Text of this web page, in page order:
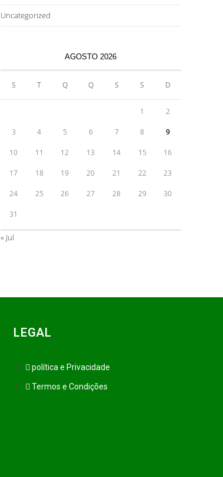
Uncategorized
AGOSTO 2026
S T Q Q S S D
1 2
3 4 5 6 7 8 9
10 11 12 13 14 15 16
17 18 19 20 21 22 23
24 25 26 27 28 29 30
31
« Jul
LEGAL
política e Privacidade
Termos e Condições